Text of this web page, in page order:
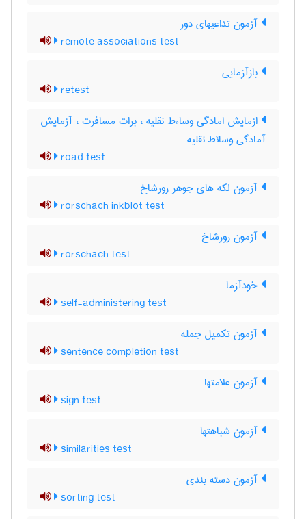
آزمون تداعیهای دور
remote associations test
بازآزمایی
retest
ازمایش امادگی وساءط نقلیه ، برات مسافرت ، آزمایش
آمادگی وسائط نقلیه
road test
آزمون لکه های جوهر رورشاخ
rorschach inkblot test
آزمون رورشاخ
rorschach test
خودآزما
self-administering test
آزمون تکمیل جمله
sentence completion test
آزمون علامتها
sign test
آزمون شباهتها
similarities test
آزمون دسته بندی
sorting test